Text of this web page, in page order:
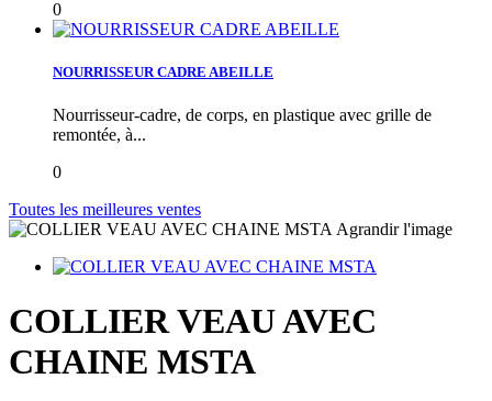
0
NOURRISSEUR CADRE ABEILLE
Nourrisseur-cadre, de corps, en plastique avec grille de
remontée, à...
0
Toutes les meilleures ventes
Agrandir l'image
COLLIER VEAU AVEC
CHAINE MSTA